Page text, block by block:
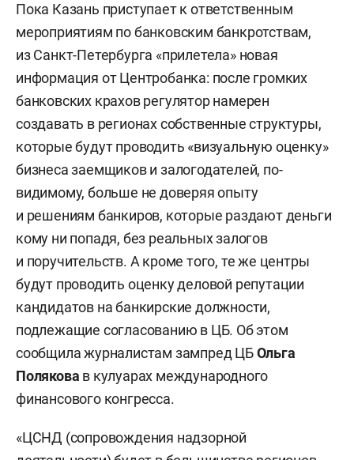
Пока Казань приступает к ответственным
мероприятиям по банковским банкротствам,
из Санкт-Петербурга «прилетела» новая
информация от Центробанка: после громких
банковских крахов регулятор намерен
создавать в регионах собственные структуры,
которые будут проводить «визуальную оценку»
бизнеса заемщиков и залогодателей, по-
видимому, больше не доверяя опыту
и решениям банкиров, которые раздают деньги
кому ни попадя, без реальных залогов
и поручительств. А кроме того, те же центры
будут проводить оценку деловой репутации
кандидатов на банкирские должности,
подлежащие согласованию в ЦБ. Об этом
сообщила журналистам зампред ЦБОльга
Полякова в кулуарах международного
финансового конгресса.
«ЦСНД (сопровождения надзорной